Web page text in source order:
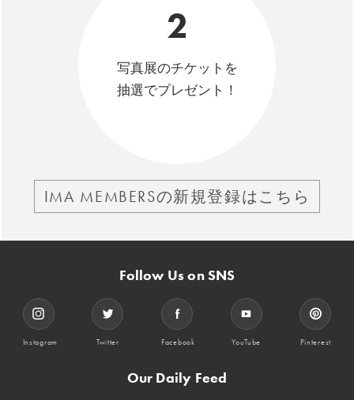
2
写真展のチケットを
抽選でプレゼント！
IMA MEMBERSの新規登録はこちら
Follow Us on SNS
Instagram Twitter Facebook YouTube Pinterest
Our Daily Feed